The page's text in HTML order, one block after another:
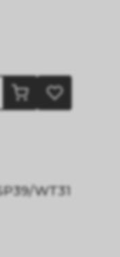
WT31